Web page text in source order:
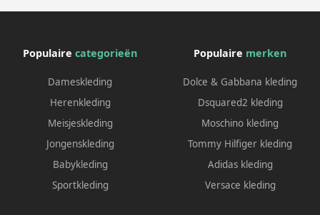
Populaire categorieën
Dameskleding
Herenkleding
Meisjeskleding
Jongenskleding
Babykleding
Sportkleding
Populaire merken
Dolce & Gabbana kleding
Dsquared2 kleding
Moschino kleding
Tommy Hilfiger kleding
Adidas kleding
Versace kleding